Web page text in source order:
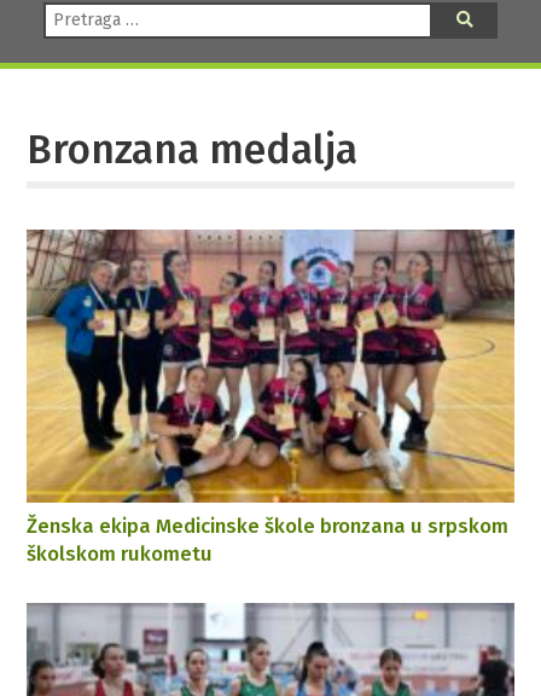
Pretraga:
Bronzana medalja
Ženska ekipa Medicinske škole bronzana u srpskom
školskom rukometu